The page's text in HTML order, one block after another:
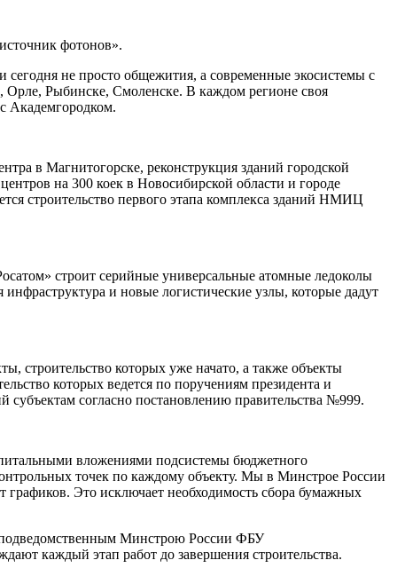
фотонов».
сегодня не просто общежития, а современные экосистемы с
Рыбинске, Смоленске. В каждом регионе своя
Академгородком.
в Магнитогорске, реконструкция зданий городской
на 300 коек в Новосибирской области и городе
строительство первого этапа комплекса зданий НМИЦ
строит серийные универсальные атомные ледоколы
и новые логистические узлы, которые дадут
строительство которых уже начато, а также объекты
которых ведется по поручениям президента и
субъектам согласно постановлению правительства №999.
вложениями подсистемы бюджетного
точек по каждому объекту. Мы в Минстрое России
Это исключает необходимость сбора бумажных
подведомственным Минстрою России ФБУ
каждый этап работ до завершения строительства.